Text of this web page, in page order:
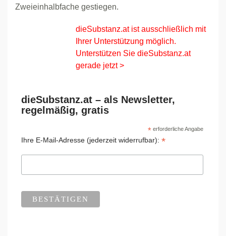
Zweieinhalbfache gestiegen.
dieSubstanz.at ist ausschließlich mit
Ihrer Unterstützung möglich.
Unterstützen Sie dieSubstanz.at
gerade jetzt >
dieSubstanz.at – als Newsletter,
regelmäßig, gratis
*erforderliche Angabe
Ihre E-Mail-Adresse (jederzeit widerrufbar): *